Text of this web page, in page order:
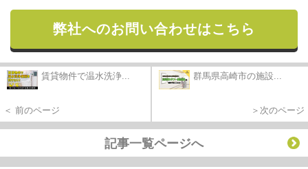
弊社へのお問い合わせはこちら
賃貸物件で温水洗浄...
＜ 前のページ
群馬県高崎市の施設...
＞次のページ
記事一覧ページへ